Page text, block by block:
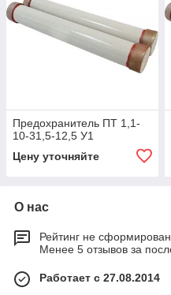
Предохранитель ПТ 1,1-
10-31,5-12,5 У1
Цену уточняйте
О нас
Рейтинг не сформирован
Менее 5 отзывов за
Работает с 27.08.2014